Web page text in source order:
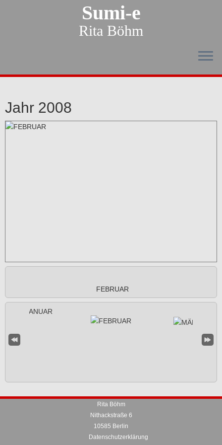
Sumi-e
Rita Böhm
Jahr 2008
FEBRUAR
Rita Böhm
Nithackstraße 6
10585 Berlin
Datenschutzerklärung